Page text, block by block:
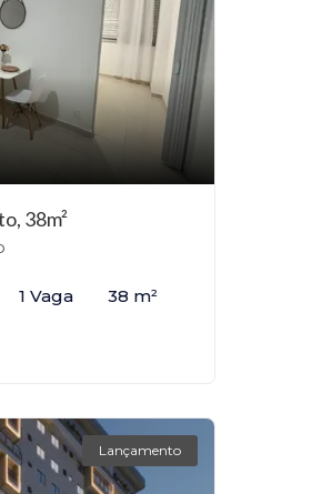
38m²
1 Vaga 38 m²
Lançamento